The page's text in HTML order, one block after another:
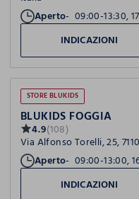
Aperto 09:00-13:30,
INDICAZIONI
STORE BLUKIDS
BLUKIDS FOGGIA
4.9(108)
Via Alfonso Torelli, 25,
Aperto 09:00-13:00,
INDICAZIONI